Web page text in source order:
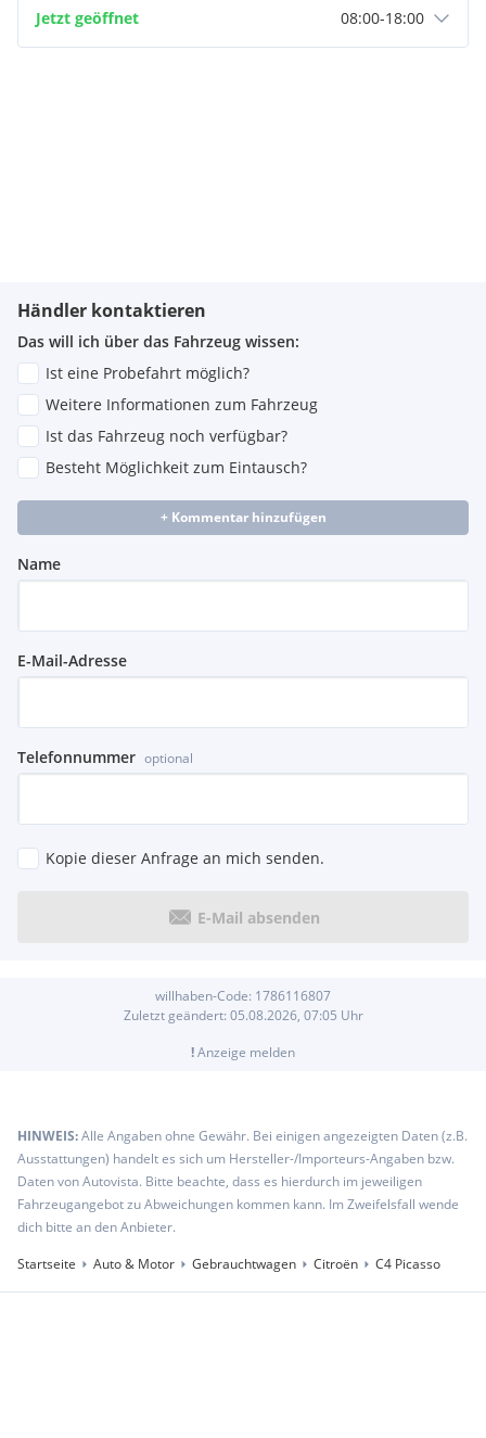
Jetzt geöffnet 08:00-18:00
Händler kontaktieren
Das will ich über das Fahrzeug wissen:
Ist eine Probefahrt möglich?
Weitere Informationen zum Fahrzeug
Ist das Fahrzeug noch verfügbar?
Besteht Möglichkeit zum Eintausch?
+ Kommentar hinzufügen
Name
E-Mail-Adresse
Telefonnummer optional
Kopie dieser Anfrage an mich senden.
E-Mail absenden
willhaben-Code: 1786116807
Zuletzt geändert: 05.08.2026, 07:05 Uhr
!Anzeige melden
HINWEIS:Alle Angaben ohne Gewähr. Bei einigen angezeigten Daten (z.B.
Ausstattungen) handelt es sich um Hersteller-/Importeurs-Angaben bzw.
Daten von Autovista. Bitte beachte, dass es hierdurch im jeweiligen
Fahrzeugangebot zu Abweichungen kommen kann. Im Zweifelsfall wende
dich bitte an den Anbieter.
Startseite
Auto & Motor Gebrauchtwagen Citroën C4 Picasso